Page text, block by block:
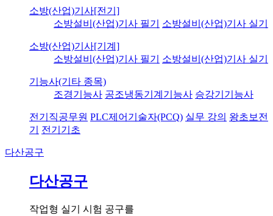
소방(산업)기사[전기]
소방설비(산업)기사 필기
소방설비(산업)기사 실기
소방(산업)기사[기계]
소방설비(산업)기사 필기
소방설비(산업)기사 실기
기능사(기타 종목)
조경기능사 공조냉동기계기능사 승강기기능사
전기직공무원 PLC제어기술자(PCQ) 실무 강의 왕초보전
기
전기기초
다산공구
다산공구
작업형 실기 시험 공구를